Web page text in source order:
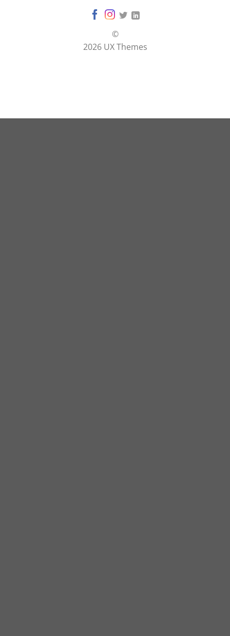
©
2026 UX Themes